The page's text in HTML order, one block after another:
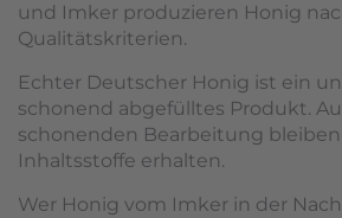
und Imker produzieren Honig
Qualitätskriterien.
Echter Deutscher Honig ist ein
schonend abgefülltes Produkt.
schonenden Bearbeitung
Inhaltsstoffe erhalten.
Wer Honig vom Imker in der